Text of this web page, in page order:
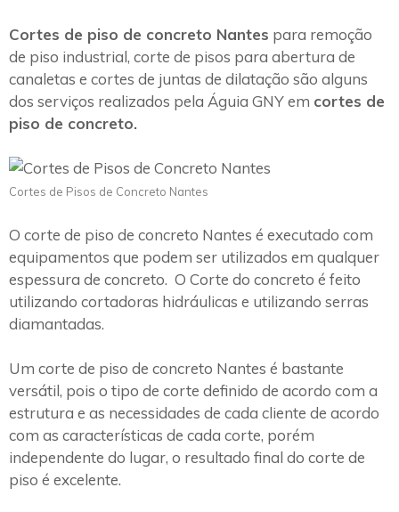
Cortes de piso de concreto Nantes para remoção
de piso industrial, corte de pisos para abertura de
canaletas e cortes de juntas de dilatação são alguns
dos serviços realizados pela Águia GNY em cortes de
piso de concreto.
Cortes de Pisos de Concreto Nantes
O corte de piso de concreto Nantes é executado com
equipamentos que podem ser utilizados em qualquer
espessura de concreto. O Corte do concreto é feito
utilizando cortadoras hidráulicas e utilizando serras
diamantadas.
Um corte de piso de concreto Nantes é bastante
versátil, pois o tipo de corte definido de acordo com a
estrutura e as necessidades de cada cliente de acordo
com as características de cada corte, porém
independente do lugar, o resultado final do corte de
piso é excelente.